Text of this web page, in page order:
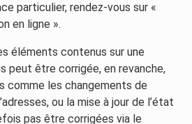
particulier, rendez-vous sur «
en ligne ».
éléments contenus sur une
peut être corrigée, en revanche,
comme les changements de
ou la mise à jour de l’état
pas être corrigées via le